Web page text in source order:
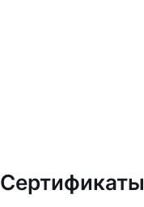
Сертификаты